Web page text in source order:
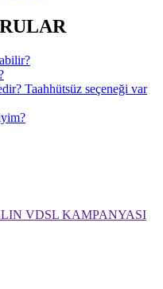
Taahhütsüz seçeneği var
VDSL KAMPANYASI